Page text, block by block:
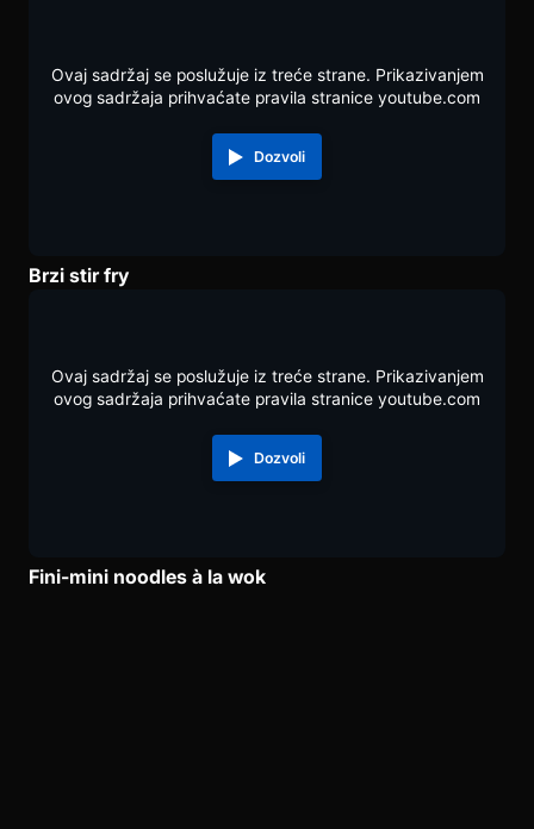
Ovaj sadržaj se poslužuje iz treće strane. Prikazivanjem
ovog sadržaja prihvaćate pravila stranice youtube.com
Dozvoli
Brzi stir fry
Ovaj sadržaj se poslužuje iz treće strane. Prikazivanjem
ovog sadržaja prihvaćate pravila stranice youtube.com
Dozvoli
Fini-mini noodles à la wok